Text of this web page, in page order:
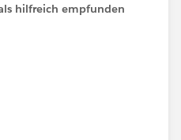
hilfreich empfunden